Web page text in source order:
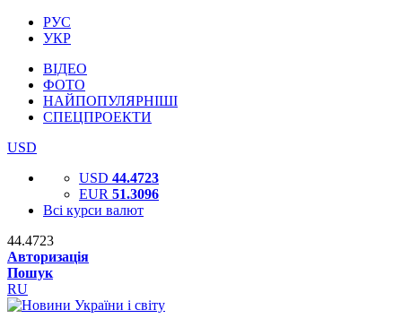
РУС
УКР
ВІДЕО
ФОТО
НАЙПОПУЛЯРНІШІ
СПЕЦПРОЕКТИ
USD
USD 44.4723
EUR 51.3096
Всі курси валют
44.4723
Авторизація
Пошук
RU